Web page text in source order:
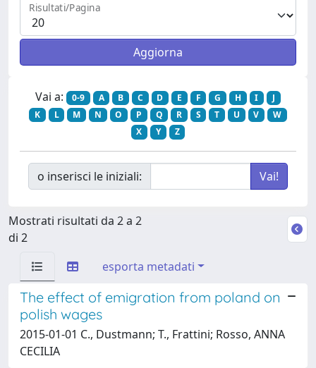
Risultati/Pagina
Vai a: 0-9 A B C D E F G H I
J
K
L M N O P Q R S T U V
W
X
Y Z
o inserisci le iniziali:
Mostrati risultati da 2 a 2
di 2
esporta metadati
The effect of emigration from poland on
polish wages
2015-01-01 C., Dustmann; T., Frattini; Rosso, ANNA
CECILIA